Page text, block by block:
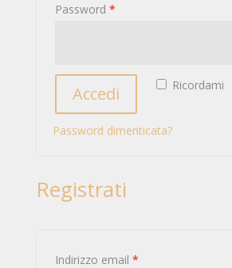
Password *
Ricordami
Accedi
Password dimenticata?
Registrati
Indirizzo email *